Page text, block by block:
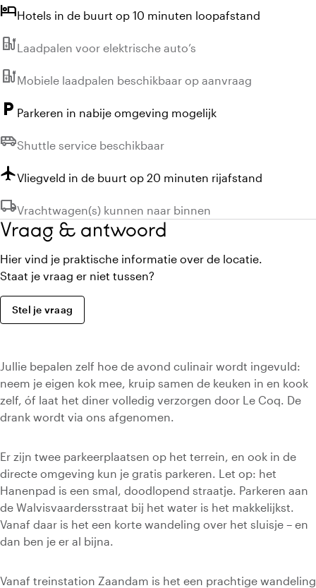
hotelHotels in de buurt op 10 minuten loopafstand
ev_stationNiet beschikbaar:
Laadpalen voor elektrische auto’s
ev_stationNiet beschikbaar:
Mobiele laadpalen beschikbaar op aanvraag
local_parking Parkeren in nabije omgeving mogelijk
airport_shuttleNiet beschikbaar:
Shuttle service beschikbaar
flightVliegveld in de buurt op 20 minuten rijafstand
local_shippingNiet beschikbaar:
Vrachtwagen(s) kunnen naar binnen
Vraag & antwoord
Hier vind je praktische informatie over de locatie.
Staat je vraag er niet tussen?
Stel je vraag
Jullie bepalen zelf hoe de avond culinair wordt ingevuld:
neem je eigen kok mee, kruip samen de keuken in en kook
zelf, óf laat het diner volledig verzorgen door Le Coq. De
drank wordt via ons afgenomen.
Er zijn twee parkeerplaatsen op het terrein, en ook in de
directe omgeving kun je gratis parkeren. Let op: het
Hanenpad is een smal, doodlopend straatje. Parkeren aan
de Walvisvaardersstraat bij het water is het makkelijkst.
Vanaf daar is het een korte wandeling over het sluisje – en
dan ben je er al bijna.
Vanaf treinstation Zaandam is het een prachtige wandeling